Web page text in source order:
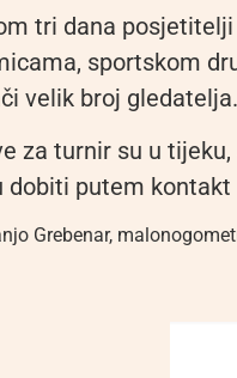
tri dana
sportskom
velik broj gledatelja.
za turnir su u
dobiti putem
Grebenar,